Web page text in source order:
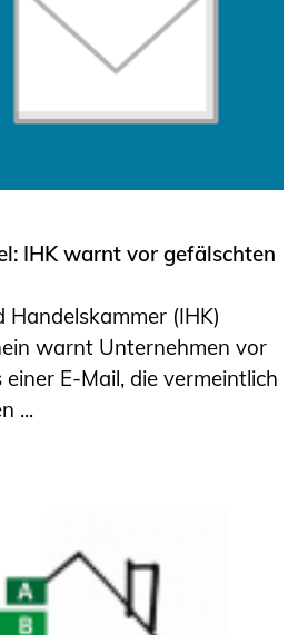
IHK warnt vor gefälschten
(IHK)
warnt Unternehmen vor
E-Mail, die vermeintlich
...